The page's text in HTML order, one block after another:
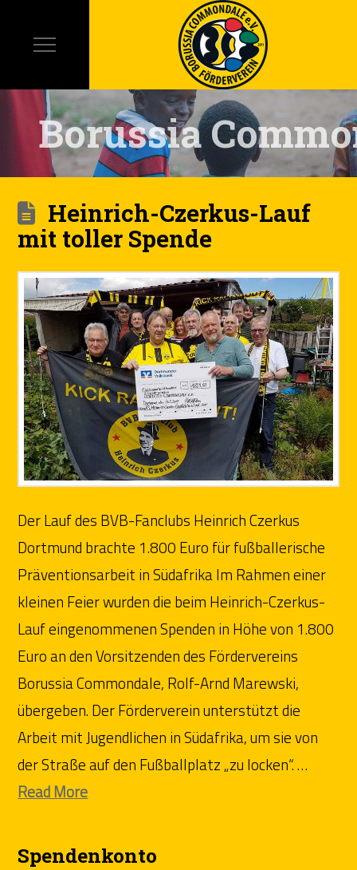
Borussia
Heinrich-Czerkus-Lauf
mit toller Spende
Der Lauf des BVB-Fanclubs Heinrich Czerkus
Dortmund brachte 1.800 Euro für fußballerische
Präventionsarbeit in Südafrika Im Rahmen einer
kleinen Feier wurden die beim Heinrich-Czerkus-
Lauf eingenommenen Spenden in Höhe von 1.800
Euro an den Vorsitzenden des Fördervereins
Borussia Commondale, Rolf-Arnd Marewski,
übergeben. Der Förderverein unterstützt die
Arbeit mit Jugendlichen in Südafrika, um sie von
der Straße auf den Fußballplatz „zu locken“. …
Read More
Spendenkonto